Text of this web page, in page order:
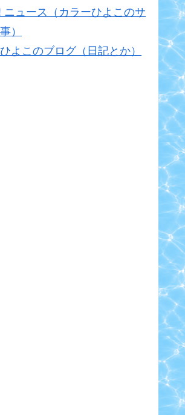
ニュース（カラーひよこのサ
）
よこのブログ（日記とか）